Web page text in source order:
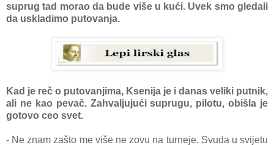
suprug tad morao da bude više u kući. Uvek smo gledali
da uskladimo putovanja.
Kad je reč o putovanjima, Ksenija je i danas veliki putnik,
ali ne kao pevač. Zahvaljujući suprugu, pilotu, obišla je
gotovo ceo svet.
- Ne znam zašto me više ne zovu na turneje. Svuda u svijetu